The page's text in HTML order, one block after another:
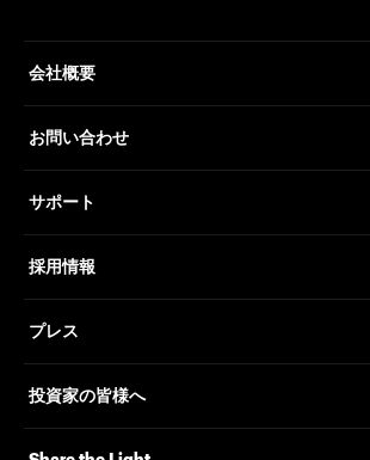
会社概要
お問い合わせ
サポート
採用情報
プレス
投資家の皆様へ